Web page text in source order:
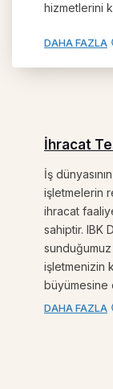
hizmetlerini
DAHA FAZLA
İhracat
İş
işletmelerin
ihracat
sahiptir. IBK
işletmenizin
büyümesine
DAHA FAZLA